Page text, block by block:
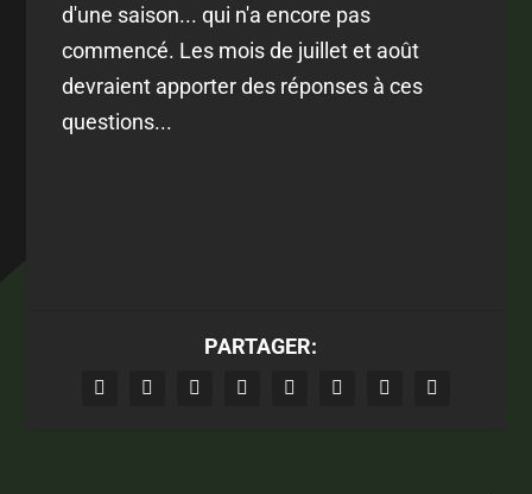
d'une saison... qui n'a encore pas
commencé. Les mois de juillet et août
devraient apporter des réponses à ces
questions...
PARTAGER: